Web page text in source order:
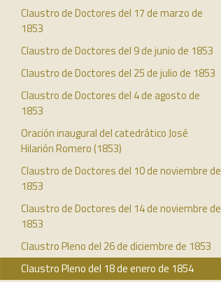
Claustro de Doctores del 17 de marzo de
1853
Claustro de Doctores del 9 de junio de 1853
Claustro de Doctores del 25 de julio de 1853
Claustro de Doctores del 4 de agosto de
1853
Oración inaugural del catedrático José
Hilarión Romero (1853)
Claustro de Doctores del 10 de noviembre de
1853
Claustro de Doctores del 14 de noviembre de
1853
Claustro Pleno del 26 de diciembre de 1853
Claustro Pleno del 18 de enero de 1854